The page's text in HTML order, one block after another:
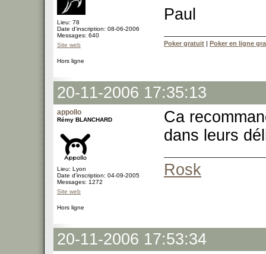
Lieu: 78
Date d'inscription: 08-06-2006
Messages: 640
Site web
Paul
Poker gratuit | Poker en ligne
Hors ligne
20-11-2006 17:35:13
appollo
Rémy BLANCHARD
Lieu: Lyon
Date d'inscription: 04-09-2005
Messages: 1272
Site web
Ca
dans leurs
Rosk
Hors ligne
20-11-2006 17:53:34